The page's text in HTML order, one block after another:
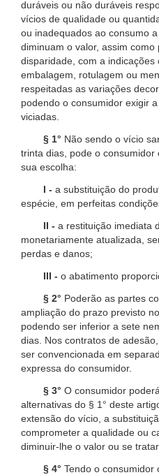
duráveis ou não duráveis
vícios de qualidade ou
ou inadequados ao consumo
diminuam o valor, assim
disparidade, com a
embalagem, rotulagem ou
respeitadas as variações
podendo o consumidor exigir
viciadas.
§ 1° Não sendo o vício
trinta dias, pode o consumidor
sua escolha:
I - a substituição do
espécie, em perfeitas
II - a restituição imediata
monetariamente atualizada,
perdas e danos;
III - o abatimento
§ 2° Poderão as partes
ampliação do prazo previsto
podendo ser inferior a sete
dias. Nos contratos de
ser convencionada em
expressa do consumidor.
§ 3° O consumidor
alternativas do § 1° deste
extensão do vício, a
comprometer a qualidade ou
diminuir-lhe o valor ou se
§ 4° Tendo o consumidor